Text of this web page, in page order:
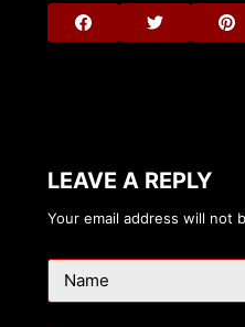
LEAVE A REPLY
Your email address will not
Name